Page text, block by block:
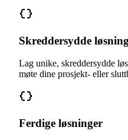
Skreddersydde
Lag unike, skreddersydde
møte dine prosjekt- eller
Ferdige løsninger